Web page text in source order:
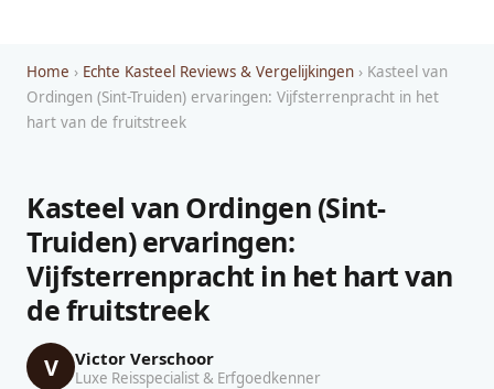
Home › Echte Kasteel Reviews & Vergelijkingen › Kasteel van
Ordingen (Sint-Truiden) ervaringen: Vijfsterrenpracht in het
hart van de fruitstreek
Kasteel van Ordingen (Sint-
Truiden) ervaringen:
Vijfsterrenpracht in het hart van
de fruitstreek
V Victor Verschoor
Luxe Reisspecialist & Erfgoedkenner